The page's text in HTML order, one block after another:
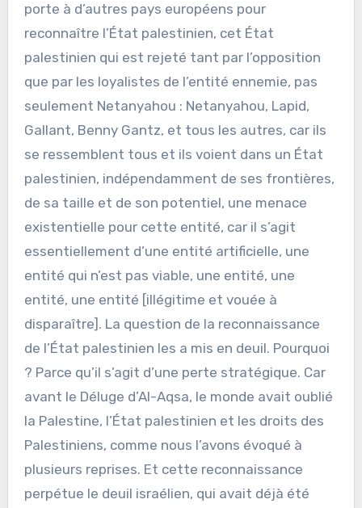
porte à d’autres pays européens pour
reconnaître l’État palestinien, cet État
palestinien qui est rejeté tant par l’opposition
que par les loyalistes de l’entité ennemie, pas
seulement Netanyahou : Netanyahou, Lapid,
Gallant, Benny Gantz, et tous les autres, car ils
se ressemblent tous et ils voient dans un État
palestinien, indépendamment de ses frontières,
de sa taille et de son potentiel, une menace
existentielle pour cette entité, car il s’agit
essentiellement d’une entité artificielle, une
entité qui n’est pas viable, une entité, une
entité, une entité [illégitime et vouée à
disparaître]. La question de la reconnaissance
de l’État palestinien les a mis en deuil. Pourquoi
? Parce qu’il s’agit d’une perte stratégique. Car
avant le Déluge d’Al-Aqsa, le monde avait oublié
la Palestine, l’État palestinien et les droits des
Palestiniens, comme nous l’avons évoqué à
plusieurs reprises. Et cette reconnaissance
perpétue le deuil israélien, qui avait déjà été